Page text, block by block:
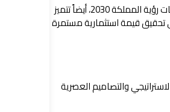
أيضاً تتميز
تحقيق قيمة استثمارية مستمرة
والتصاميم العصرية